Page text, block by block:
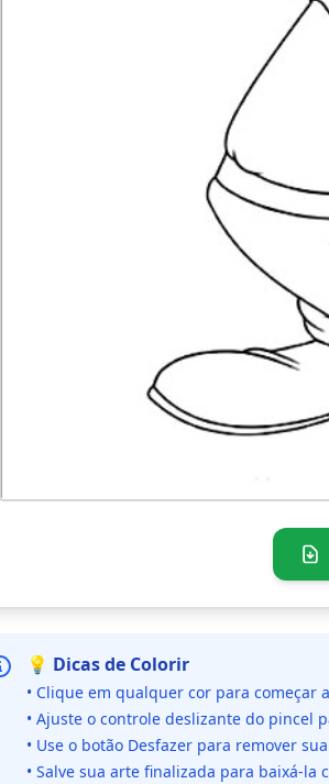
💡 Dicas de Colorir
• Clique em qualquer cor para começar
• Ajuste o controle deslizante do pincel
• Use o botão Desfazer para remover
• Salve sua arte finalizada para baixá-la